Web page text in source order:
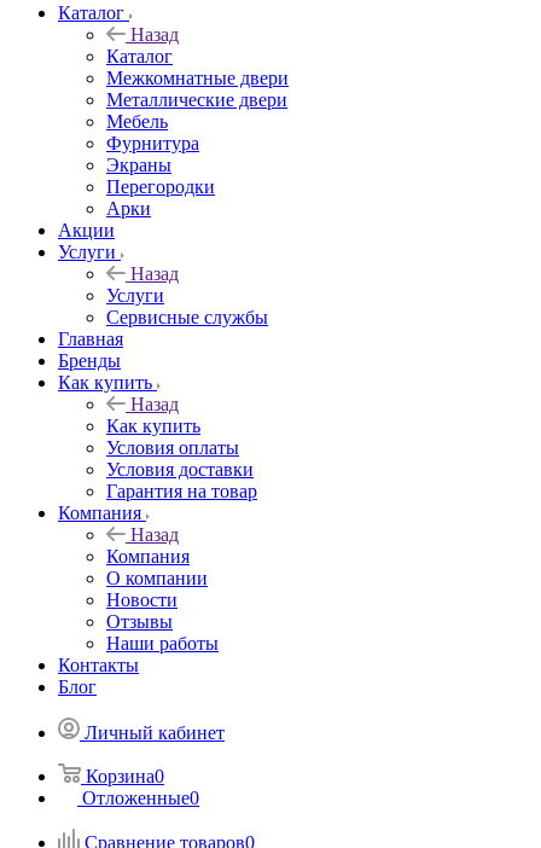
Каталог
Назад
Каталог
Межкомнатные двери
Металлические двери
Мебель
Фурнитура
Экраны
Перегородки
Арки
Акции
Услуги
Назад
Услуги
Сервисные службы
Главная
Бренды
Как купить
Назад
Как купить
Условия оплаты
Условия доставки
Гарантия на товар
Компания
Назад
Компания
О компании
Новости
Отзывы
Наши работы
Контакты
Блог
Личный кабинет
Корзина0
Отложенные0
Сравнение товаров0